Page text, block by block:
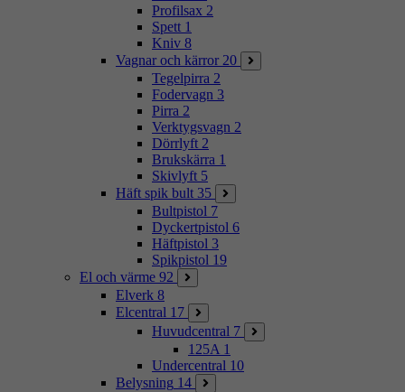
Profilsax 2
Spett 1
Kniv 8
Vagnar och kärror 20
Tegelpirra 2
Fodervagn 3
Pirra 2
Verktygsvagn 2
Dörrlyft 2
Brukskärra 1
Skivlyft 5
Häft spik bult 35
Bultpistol 7
Dyckertpistol 6
Häftpistol 3
Spikpistol 19
El och värme 92
Elverk 8
Elcentral 17
Huvudcentral 7
125A 1
Undercentral 10
Belysning 14